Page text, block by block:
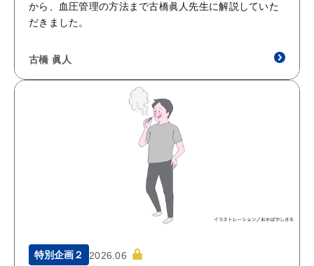
から、血圧管理の方法まで古橋眞人先生に解説していた
だきました。
古橋 眞人
特別企画２ 2026.06